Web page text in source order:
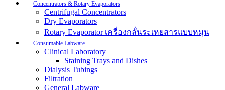
Concentrators & Rotary Evaporators
Centrifugal Concentrators
Dry Evaporators
Rotary Evaporator เครื่องกลั่นระเหยสารแบบหมุน
Consumable Labware
Clinical Laboratory
Staining Trays and Dishes
Dialysis Tubings
Filtration
General Labware